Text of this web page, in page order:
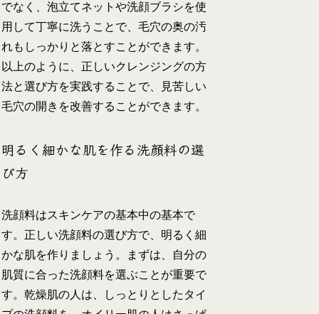
でなく、泡立てネットや洗顔ブラシを使
用して丁寧に洗うことで、毛穴の奥の汚
れもしっかりと落とすことができます。
以上のように、正しいクレンジングの方
法と選び方を実践することで、見苦しい
毛穴の開きを改善することができます。
明るく細かな肌を作る洗顔料の選
び方
洗顔料はスキンケアの基本中の基本で
す。正しい洗顔料の選び方で、明るく細
かな肌を作りましょう。まずは、自分の
肌質に合った洗顔料を選ぶことが重要で
す。乾燥肌の人は、しっとりとしたタイ